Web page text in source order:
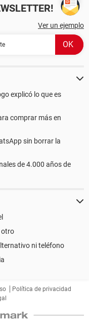
Ver un ejemplo
explicó lo que es
comprar más en
sin borrar la
de 4.000 años de
otro
ni teléfono
Política de privacidad